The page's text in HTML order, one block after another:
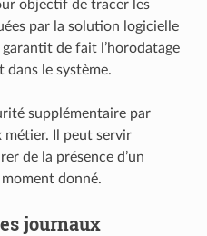
objectif de tracer les
par la solution logicielle
de fait l’horodatage
dans le système.
supplémentaire par
Il peut servir
de la présence d’un
donné.
journaux